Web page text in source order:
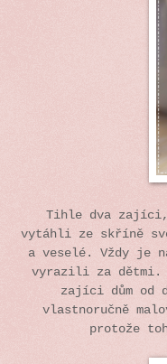
Tihle dva zajíci,
vytáhli ze skříně
a veselé. Vždy je
vyrazili za dětmi.
zajíci dům od
vlastnoručně
protože